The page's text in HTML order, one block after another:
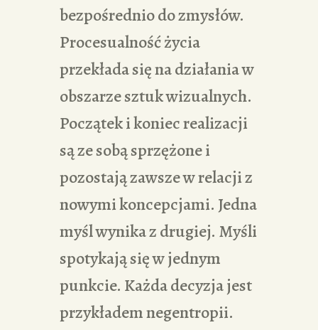
bezpośrednio do zmysłów.
Procesualność życia
przekłada się na działania w
obszarze sztuk wizualnych.
Początek i koniec realizacji
są ze sobą sprzężone i
pozostają zawsze w relacji z
nowymi koncepcjami. Jedna
myśl wynika z drugiej. Myśli
spotykają się w jednym
punkcie. Każda decyzja jest
przykładem negentropii.